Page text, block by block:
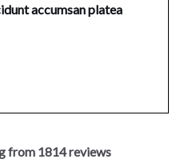
accumsan platea
from 1814 reviews